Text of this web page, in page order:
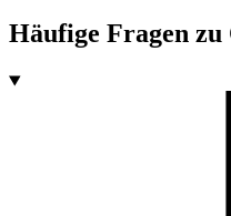
Häufige Fragen zu